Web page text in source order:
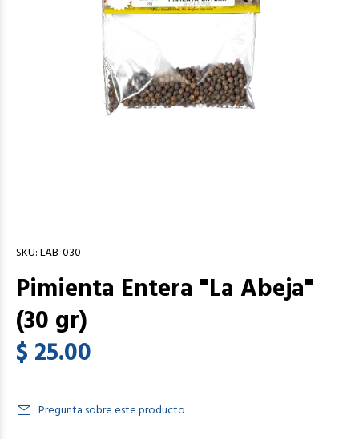
SKU:LAB-030
Pimienta Entera "La Abeja"
(30 gr)
$ 25.00
Pregunta sobre este producto